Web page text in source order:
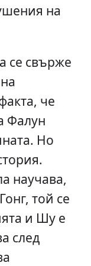
на
се свърже
че
Фалун
Но
научава,
той се
и Шу е
след